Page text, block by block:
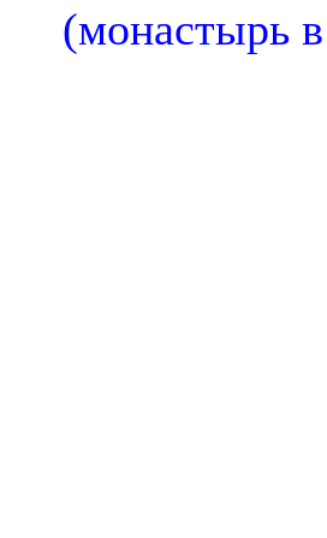
(монастырь